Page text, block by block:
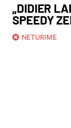
„DIDIER
SPEEDY
NETURIME